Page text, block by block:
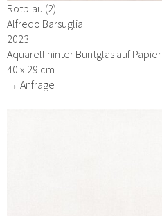
Rotblau (2)
Alfredo Barsuglia
2023
Aquarell hinter Buntglas auf Papier
40 x 29 cm
→ Anfrage